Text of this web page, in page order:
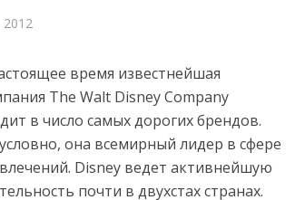
2012
время известнейшая
The Walt Disney Company
в число самых дорогих брендов.
она всемирный лидер в сфере
Disney ведет активнейшую
почти в двухстах странах.